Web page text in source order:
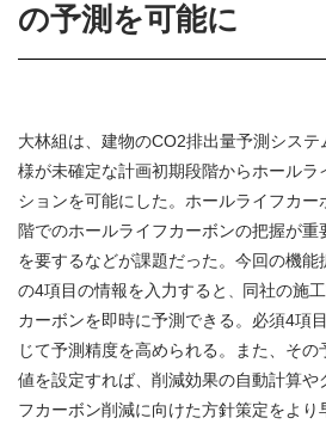
の予測を可能に
大林組は、建物のCO2排出量予測シス
様が未確定な計画初期段階からホール
ションを可能にした。ホールライフカ
階でのホールライフカーボンの把握が
を要するなどが課題だった。今回の機能
の4項目の情報を入力すると 、 同社の施
カーボンを即時に予測できる。必須4項
じて予測精度を高められる。また、そ
値を設定すれば、削減効果の自動計算
フカーボン削減に向けた方針策定をよ